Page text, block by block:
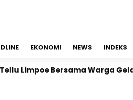
EKONOMI NEWS INDEKS
Bersama Warga Gelar Karya